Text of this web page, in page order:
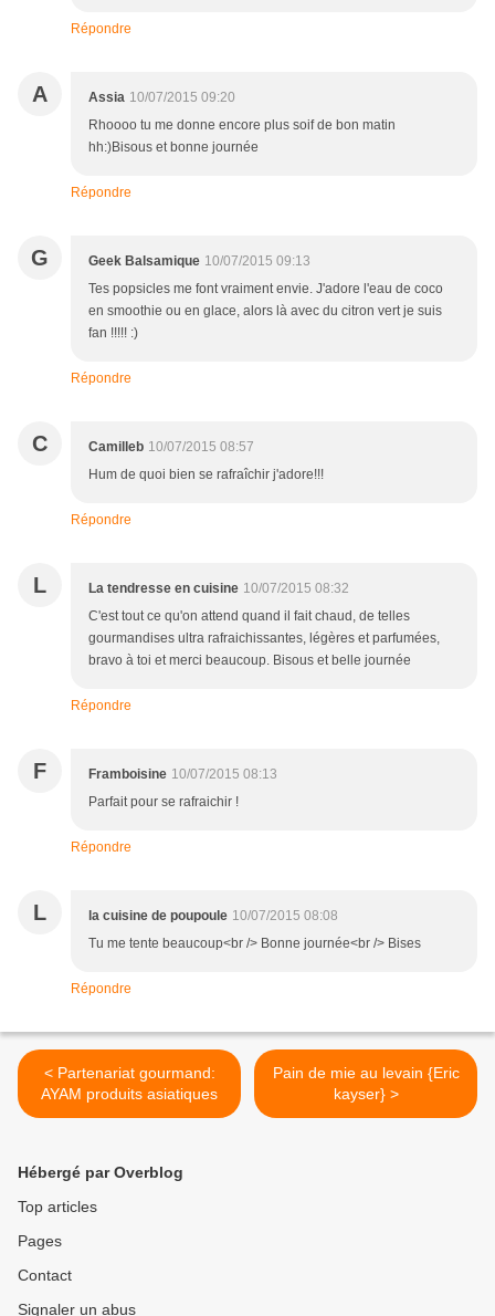
Répondre
A Assia 10/07/2015 09:20
Rhoooo tu me donne encore plus soif de bon matin
hh:)Bisous et bonne journée
Répondre
G Geek Balsamique 10/07/2015 09:13
Tes popsicles me font vraiment envie. J'adore l'eau de coco
en smoothie ou en glace, alors là avec du citron vert je suis
fan !!!!! :)
Répondre
C Camilleb 10/07/2015 08:57
Hum de quoi bien se rafraîchir j'adore!!!
Répondre
L La tendresse en cuisine 10/07/2015 08:32
C'est tout ce qu'on attend quand il fait chaud, de telles
gourmandises ultra rafraichissantes, légères et parfumées,
bravo à toi et merci beaucoup. Bisous et belle journée
Répondre
F Framboisine 10/07/2015 08:13
Parfait pour se rafraichir !
Répondre
L la cuisine de poupoule 10/07/2015 08:08
Tu me tente beaucoup<br /> Bonne journée<br /> Bises
Répondre
< Partenariat gourmand:
AYAM produits asiatiques
Pain de mie au levain {Eric
kayser} >
Hébergé par Overblog
Top articles
Pages
Contact
Signaler un abus